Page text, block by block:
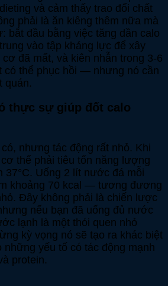
và cảm thấy trao đổi chất
phải là ăn kiêng thêm nữa mà
bắt đầu bằng việc tăng dần calo
vào tập kháng lực để xây
đã mất, và kiên nhẫn trong 3-6
có thể phục hồi — nhưng nó cần
quán.
thực sự giúp đốt calo
nhưng tác động rất nhỏ. Khi
thể phải tiêu tốn năng lượng
37°C. Uống 2 lít nước đá mỗi
khoảng 70 kcal — tương đương
Đây không phải là chiến lược
nếu bạn đã uống đủ nước
lạnh là một thói quen nhỏ
kỳ vọng nó sẽ tạo ra khác biệt
yếu tố có tác động mạnh
protein.